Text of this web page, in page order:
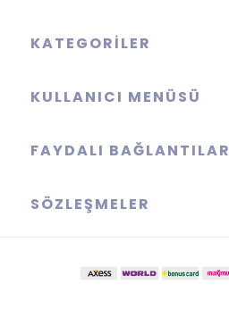
KATEGORILER
KULLANICI MENÜSÜ
FAYDALI BAĞLANTILAR
SÖZLEŞMELER